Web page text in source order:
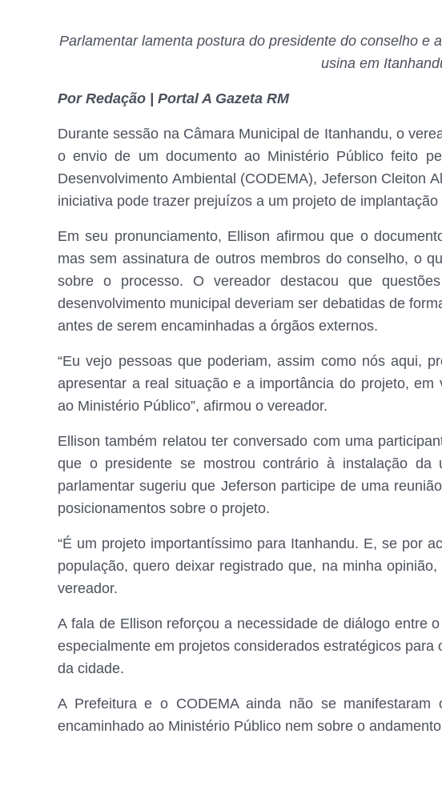
Parlamentar lamenta postura do presidente do conselho e
usina em
Por Redação | Portal A Gazeta RM
Durante sessão na Câmara Municipal de Itanhandu, o
o envio de um documento ao Ministério Público feito
Desenvolvimento Ambiental (CODEMA), Jeferson Cleiton
iniciativa pode trazer prejuízos a um projeto de
Em seu pronunciamento, Ellison afirmou que o
mas sem assinatura de outros membros do conselho, o
sobre o processo. O vereador destacou que
desenvolvimento municipal deveriam ser debatidas de
antes de serem encaminhadas a órgãos externos.
“Eu vejo pessoas que poderiam, assim como nós aqui,
apresentar a real situação e a importância do projeto,
ao Ministério Público”, afirmou o vereador.
Ellison também relatou ter conversado com uma
que o presidente se mostrou contrário à instalação
parlamentar sugeriu que Jeferson participe de uma
posicionamentos sobre o projeto.
“É um projeto importantíssimo para Itanhandu. E, se por
população, quero deixar registrado que, na minha
vereador.
A fala de Ellison reforçou a necessidade de diálogo entre
especialmente em projetos considerados estratégicos para
da cidade.
A Prefeitura e o CODEMA ainda não se manifestaram
encaminhado ao Ministério Público nem sobre o